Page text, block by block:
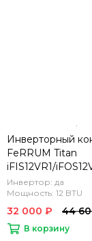
Инверторный
FeRRUM Titan
iFIS12VR1/
Инвертор: да
Мощность: 12 BTU
32 000 ₽ 44
В корзину